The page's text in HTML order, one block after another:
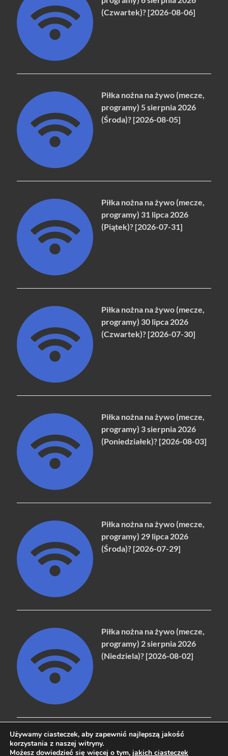
(Czwartek)? [2026-08-06]
Piłka nożna na żywo (mecze,
programy) 5 sierpnia 2026
(Środa)? [2026-08-05]
Piłka nożna na żywo (mecze,
programy) 31 lipca 2026
(Piątek)? [2026-07-31]
Piłka nożna na żywo (mecze,
programy) 30 lipca 2026
(Czwartek)? [2026-07-30]
Piłka nożna na żywo (mecze,
programy) 3 sierpnia 2026
(Poniedziałek)? [2026-08-03]
Piłka nożna na żywo (mecze,
programy) 29 lipca 2026
(Środa)? [2026-07-29]
Piłka nożna na żywo (mecze,
programy) 2 sierpnia 2026
(Niedziela)? [2026-08-02]
Używamy ciasteczek, aby zapewnić najlepszą jakość
korzystania z naszej witryny.
Możesz dowiedzieć się więcej o tym, jakich ciasteczek